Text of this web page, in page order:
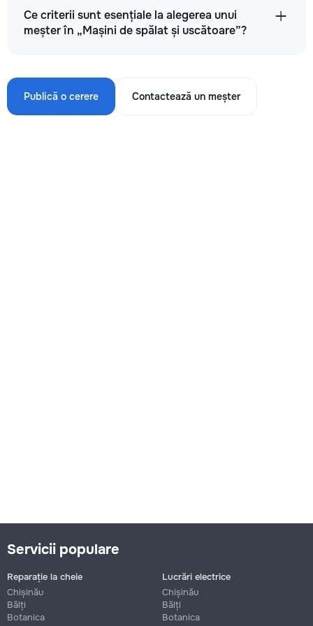
Ce criterii sunt esențiale la alegerea unui
meșter în „Mașini de spălat și uscătoare”?
Publică o cerere Contactează un meșter
Servicii populare
Reparație la cheie
Chișinău
Bălți
Botanica
Lucrări electrice
Chișinău
Bălți
Botanica